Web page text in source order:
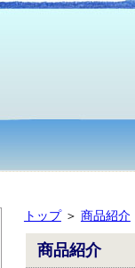
トップ＞ 商品紹介
商品紹介